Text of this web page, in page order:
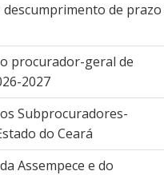
de prazo
procurador-geral de
2027
Subprocuradores-
do Ceará
Assempece e do